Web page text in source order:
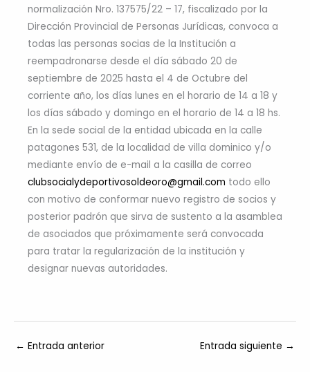
normalización Nro. 137575/22 – 17, fiscalizado por la
Dirección Provincial de Personas Jurídicas, convoca a
todas las personas socias de la Institución a
reempadronarse desde el día sábado 20 de
septiembre de 2025 hasta el 4 de Octubre del
corriente año, los días lunes en el horario de 14 a 18 y
los días sábado y domingo en el horario de 14 a 18 hs.
En la sede social de la entidad ubicada en la calle
patagones 531, de la localidad de villa dominico y/o
mediante envío de e-mail a la casilla de correo
clubsocialydeportivosoldeoro@gmail.com todo ello
con motivo de conformar nuevo registro de socios y
posterior padrón que sirva de sustento a la asamblea
de asociados que próximamente será convocada
para tratar la regularización de la institución y
designar nuevas autoridades.
← Entrada anterior Entrada siguiente →